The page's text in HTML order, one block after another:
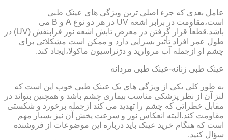
عامل بعدی که جزء اصلی ترین ویژگی های عینک طبی
است،مقاومت در برابر اشعه UV در هر دو نوع A و B می
باشد.قطعاً قرار گرفتن در معرض تابش اشعه نور فرابنفش (UV) در
طول عمر افراد تأثیر بسزایی دارد و ممکن است مشکلاتی برای
چشم او ازجمله آب مروارید و دژنراسیون ماکولا،ایجاد کند.
عینک طبی زنانه-عینک طبی مردانه
به طور کلی یکی از ویژگی های یک عینک طبی خوب این است که
لنز آن از نظر پزشکی مناسب بیماری چشم باشد و همچنین بتواند در
مقابل خطراتی که چشم را تهدید می کند ازجمله برخورد و شکستی
مقاومت کند.البته انعکاس نور و سرعت پخش آن نیز بسیار مهم
است که هنگام خرید عینک باید درباره این موضوعات از فروشنده
سؤال کنید.